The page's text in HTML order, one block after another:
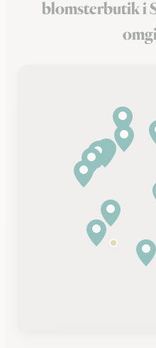
blomsterbutik i